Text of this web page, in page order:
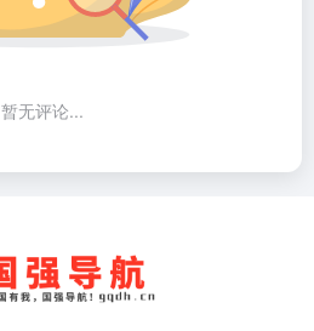
暂无评论...